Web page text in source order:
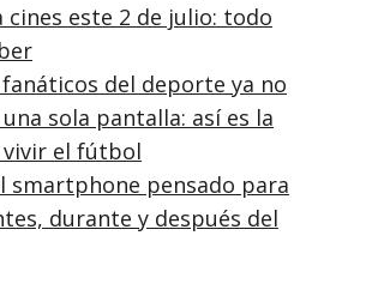
cines este 2 de julio: todo
fanáticos del deporte ya no
sola pantalla: así es la
vivir el fútbol
smartphone pensado para
durante y después del